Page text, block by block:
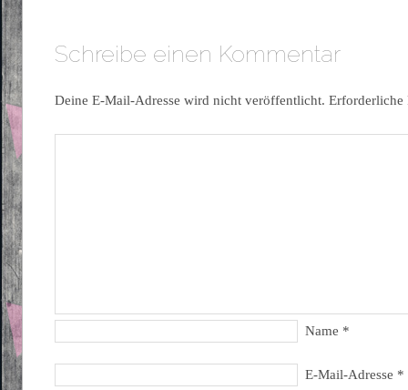
Schreibe einen Kommentar
Deine E-Mail-Adresse wird nicht veröffentlicht.
Name *
E-Mail-Adresse *